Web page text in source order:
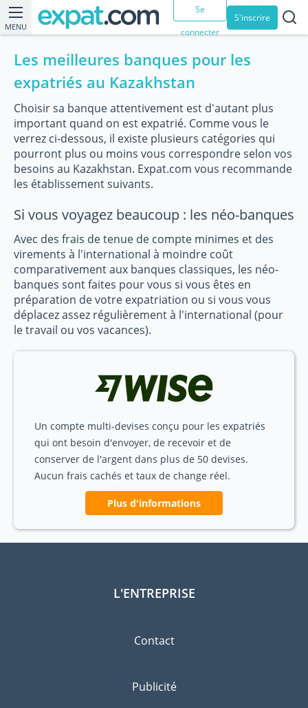
MENU
Se
connecter
S'inscrire
Les meilleures banques pour les
expatriés au Kazakhstan
Choisir sa banque attentivement est d'autant plus
important quand on est expatrié. Comme vous le
verrez ci-dessous, il existe plusieurs catégories qui
pourront plus ou moins vous correspondre selon vos
besoins au Kazakhstan. Expat.com vous recommande
les établissement suivants.
Si vous voyagez beaucoup : les néo-banques
Avec des frais de tenue de compte minimes et des
virements à l'international à moindre coût
comparativement aux banques classiques, les néo-
banques sont faites pour vous si vous êtes en
préparation de votre expatriation ou si vous vous
déplacez assez régulièrement à l'international (pour
le travail ou vos vacances).
Un compte multi-devises conçu pour les expatriés
qui ont besoin d'envoyer, de recevoir et de
conserver de l'argent dans plus de 50 devises.
Aucun frais cachés et taux de change réel.
Plus d'informations
L'ENTREPRISE
Contact
Publicité